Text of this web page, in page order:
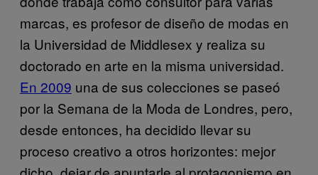
marcas, es profesor de diseño de modas en
la Universidad de Middlesex y realiza su
doctorado en arte en la misma universidad.
En 2009 una de sus colecciones se paseó
por la Semana de la Moda de Londres, pero,
desde entonces, ha decidido llevar su
proceso creativo a otros horizontes: mejor